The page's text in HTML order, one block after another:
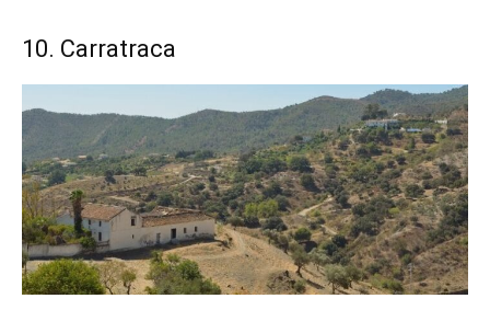
10. Carratraca